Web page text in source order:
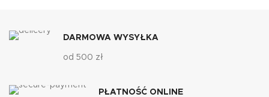
DARMOWA WYSYŁKA
od 500 zł
PŁATNOŚĆ ONLINE